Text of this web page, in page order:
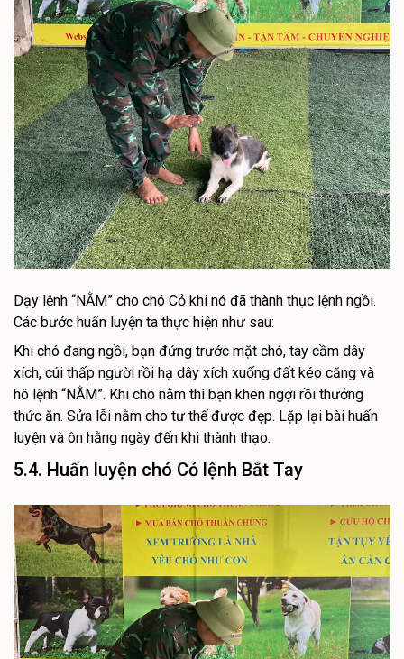
Dạy lệnh “NẰM” cho chó Cỏ khi nó đã thành thục lệnh ngồi.
Các bước huấn luyện ta thực hiện như sau:
Khi chó đang ngồi, bạn đứng trước mặt chó, tay cầm dây
xích, cúi thấp người rồi hạ dây xích xuống đất kéo căng và
hô lệnh “NẰM”. Khi chó nằm thì bạn khen ngợi rồi thưởng
thức ăn. Sửa lỗi nằm cho tư thế được đẹp. Lặp lại bài huấn
luyện và ôn hằng ngày đến khi thành thạo.
5.4. Huấn luyện chó Cỏ lệnh Bắt Tay